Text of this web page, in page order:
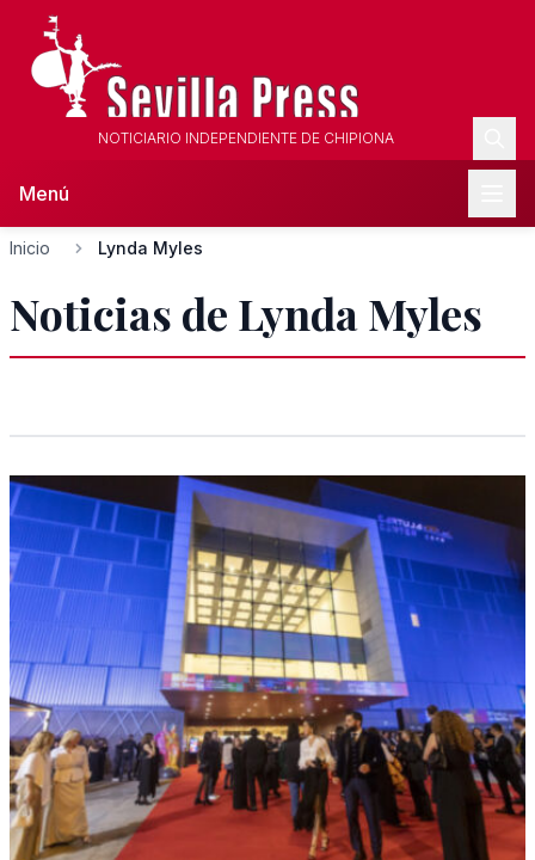
NOTICIARIO INDEPENDIENTE DE CHIPIONA
Menú
Inicio Lynda Myles
Noticias de Lynda Myles